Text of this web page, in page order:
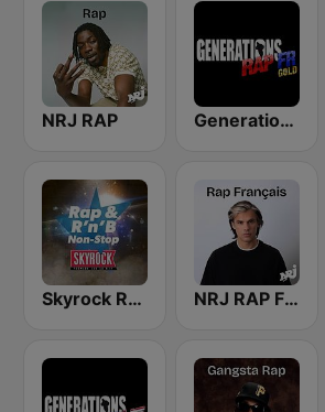
NRJ RAP Generations Rap FR Gold
Skyrock Rap & RnB Non-Stop NRJ RAP FRANCAIS